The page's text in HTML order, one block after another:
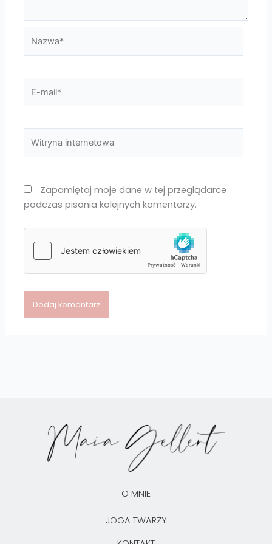
mail*
internetowa
Zapamiętaj moje dane w tej przeglądarce
podczas pisania kolejnych komentarzy.
O MNIE
JOGA TWARZY